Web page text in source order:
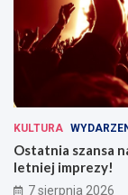
KULTURA
Ostatnia szansa
letniej imprezy!
7 sierpnia 2026